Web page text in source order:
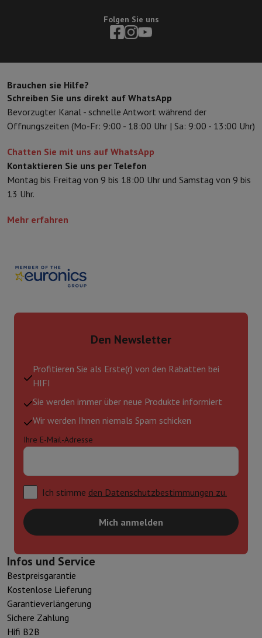
Folgen Sie uns
Brauchen sie Hilfe?
Schreiben Sie uns direkt auf WhatsApp
Bevorzugter Kanal - schnelle Antwort während der
Öffnungszeiten (Mo-Fr: 9:00 - 18:00 Uhr | Sa: 9:00 - 13:00 Uhr)
Chatten Sie mit uns auf WhatsApp
Kontaktieren Sie uns per Telefon
Montag bis Freitag von 9 bis 18:00 Uhr und Samstag von 9 bis
13 Uhr.
Mehr erfahren
Den Newsletter
Profitieren Sie als Erste(r) von den Rabatten bei
HIFI
Sie werden immer über neue Produkte informiert
Wir werden Ihnen niemals Spam schicken
Ihre E-Mail-Adresse
Ich stimme den Datenschutzbestimmungen zu.
Mich anmelden
Infos und Service
Bestpreisgarantie
Kostenlose Lieferung
Garantieverlängerung
Sichere Zahlung
Hifi B2B